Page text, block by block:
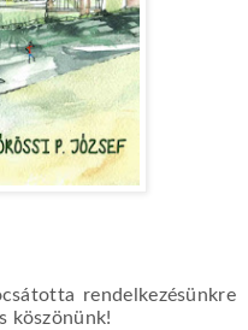
rendelkezésünkre
köszönünk!